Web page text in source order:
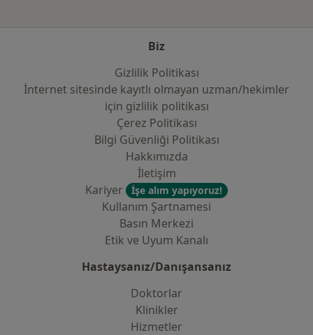
Biz
Gizlilik Politikası
İnternet sitesinde kayıtlı olmayan uzman/hekimler
i̇çin gizlilik politikası
Çerez Politikası
Bilgi Güvenliği Politikası
Hakkımızda
İletişim
Kariyer
İşe alım yapıyoruz!
Kullanım Şartnamesi
Basın Merkezi
Etik ve Uyum Kanalı
Hastaysanız/Danışansanız
Doktorlar
Klinikler
Hizmetler